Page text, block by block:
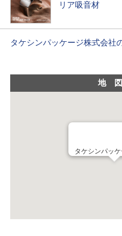
リア吸音材
タケシンパッケージ株式会社
地
タケシンパッ